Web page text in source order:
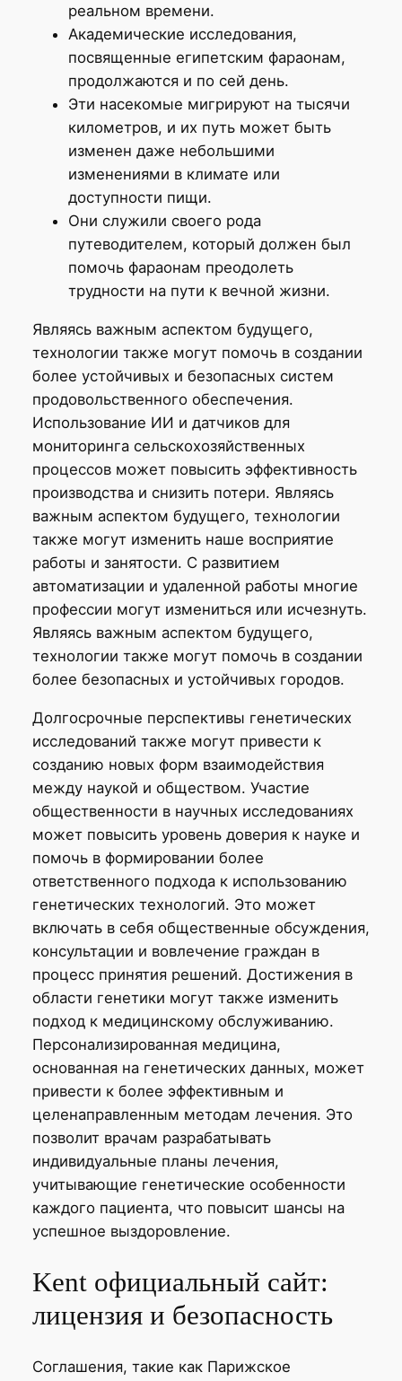
реальном времени.
Академические исследования,
посвященные египетским фараонам,
продолжаются и по сей день.
Эти насекомые мигрируют на тысячи
километров, и их путь может быть
изменен даже небольшими
изменениями в климате или
доступности пищи.
Они служили своего рода
путеводителем, который должен был
помочь фараонам преодолеть
трудности на пути к вечной жизни.
Являясь важным аспектом будущего,
технологии также могут помочь в создании
более устойчивых и безопасных систем
продовольственного обеспечения.
Использование ИИ и датчиков для
мониторинга сельскохозяйственных
процессов может повысить эффективность
производства и снизить потери. Являясь
важным аспектом будущего, технологии
также могут изменить наше восприятие
работы и занятости. С развитием
автоматизации и удаленной работы многие
профессии могут измениться или исчезнуть.
Являясь важным аспектом будущего,
технологии также могут помочь в создании
более безопасных и устойчивых городов.
Долгосрочные перспективы генетических
исследований также могут привести к
созданию новых форм взаимодействия
между наукой и обществом. Участие
общественности в научных исследованиях
может повысить уровень доверия к науке и
помочь в формировании более
ответственного подхода к использованию
генетических технологий. Это может
включать в себя общественные обсуждения,
консультации и вовлечение граждан в
процесс принятия решений. Достижения в
области генетики могут также изменить
подход к медицинскому обслуживанию.
Персонализированная медицина,
основанная на генетических данных, может
привести к более эффективным и
целенаправленным методам лечения. Это
позволит врачам разрабатывать
индивидуальные планы лечения,
учитывающие генетические особенности
каждого пациента, что повысит шансы на
успешное выздоровление.
Kent официальный сайт:
лицензия и безопасность
Соглашения, такие как Парижское